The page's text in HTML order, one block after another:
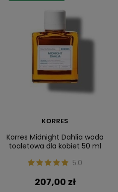
KORRES
Korres Midnight Dahlia woda
toaletowa dla kobiet 50 ml
5.0
207,00 zł